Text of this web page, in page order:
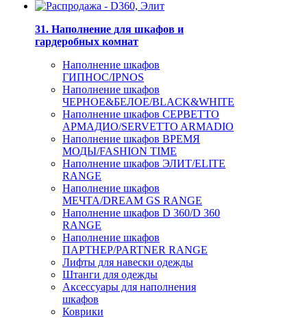
31. Наполнение для шкафов и
гардеробных комнат
Наполнение шкафов
ГИПНОС/IPNOS
Наполнение шкафов
ЧЕРНОЕ&БЕЛОЕ/BLACK&WHITE
Наполнение шкафов СЕРВЕТТО
АРМАДИО/SERVETTO ARMADIO
Наполнение шкафов ВРЕМЯ
МОДЫ/FASHION TIME
Наполнение шкафов ЭЛИТ/ELITE
RANGE
Наполнение шкафов
МЕЧТА/DREAM GS RANGE
Наполнение шкафов D 360/D 360
RANGE
Наполнение шкафов
ПАРТНЕР/PARTNER RANGE
Лифты для навески одежды
Штанги для одежды
Аксессуары для наполнения
шкафов
Коврики